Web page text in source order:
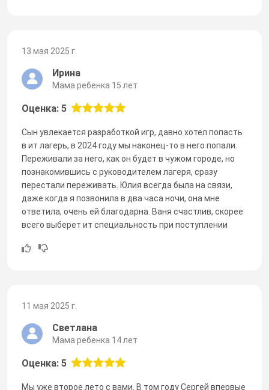
13 мая 2025 г.
Ирина
Мама ребенка 15 лет
Оценка: 5
Сын увлекается разработкой игр, давно хотел попасть
в ит лагерь, в 2024 году мы наконец-то в него попали.
Переживали за него, как он будет в чужом городе, но
познакомившись с руководителем лагеря, сразу
перестали переживать. Юлия всегда была на связи,
даже когда я позвонила в два часа ночи, она мне
ответила, очень ей благодарна. Ваня счастлив, скорее
всего выберет ит специальность при поступлении
11 мая 2025 г.
Светлана
Мама ребенка 14 лет
Оценка: 5
Мы уже второе лето с вами. В том году Сергей впервые